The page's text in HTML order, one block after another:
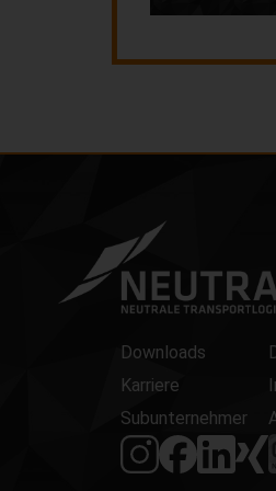
Downloads
Karriere
Subunternehmer